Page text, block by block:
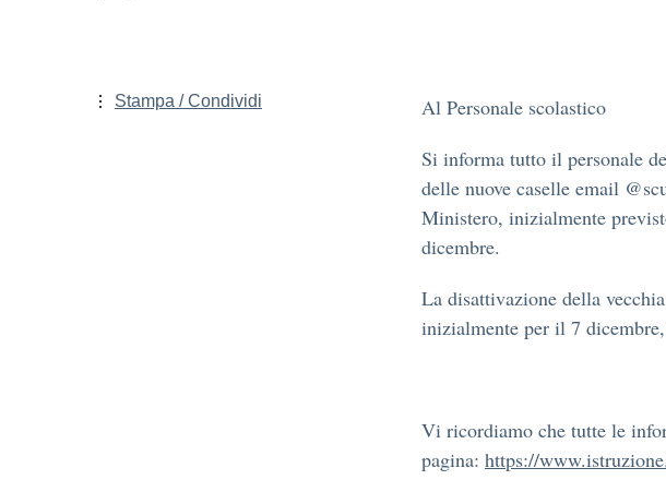
Al Personale scolastico
Si informa tutto il personale
delle nuove caselle email
Ministero, inizialmente
dicembre.
La disattivazione della
inizialmente per il 7
Vi ricordiamo che tutte le
pagina: https://
Stampa / Condividi